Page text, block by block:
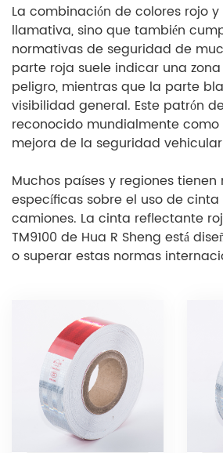
La combinación de colores rojo
llamativa, sino que también
normativas de seguridad de
parte roja suele indicar una
peligro, mientras que la parte
visibilidad general. Este patrón
reconocido mundialmente
mejora de la seguridad
Muchos países y regiones
específicas sobre el uso de
camiones. La cinta reflectante
TM9100 de Hua R Sheng está
o superar estas normas